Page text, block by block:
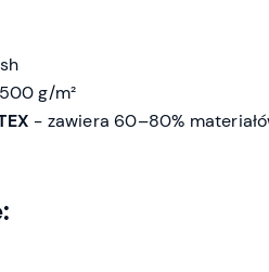
g/m²
- zawiera 60–80%